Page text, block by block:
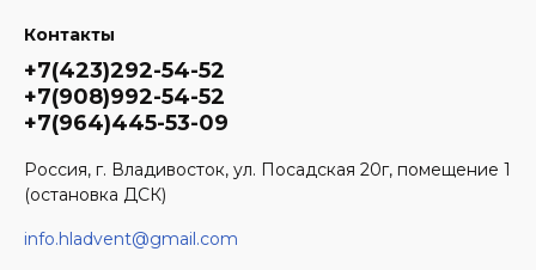
Контакты
+7(423)292-54-52
+7(908)992-54-52
+7(964)445-53-09
Россия, г. Владивосток, ул. Посадская 20г, помещение 1
(остановка ДСК)
info.hladvent@gmail.com